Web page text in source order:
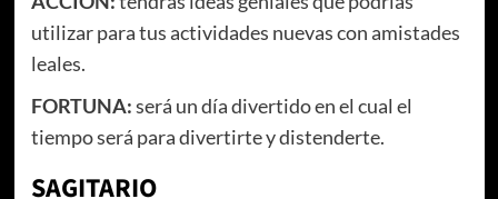
utilizar para tus actividades nuevas con amistades
leales.
FORTUNA:será un día divertido en el cual el
tiempo será para divertirte y distenderte.
SAGITARIO